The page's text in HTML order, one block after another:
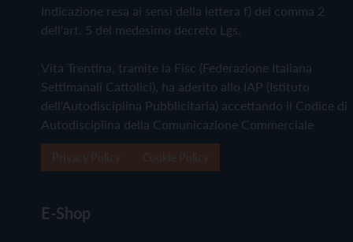
Indicazione resa ai sensi della lettera f) del comma 2
dell'art. 5 del medesimo decreto Lgs.
Vita Trentina, tramite la Fisc (Federazione Italiana
Settimanali Cattolici), ha aderito allo IAP (Istituto
dell'Autodisciplina Pubblicitaria) accettando il Codice di
Autodisciplina della Comunicazione Commerciale
E-Shop